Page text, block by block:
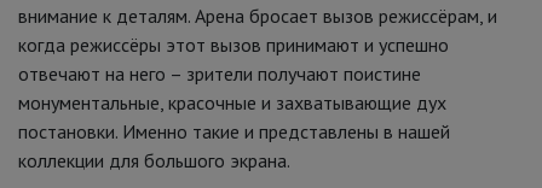
внимание к деталям. Арена бросает вызов режиссёрам, и
когда режиссёры этот вызов принимают и успешно
отвечают на него – зрители получают поистине
монументальные, красочные и захватывающие дух
постановки. Именно такие и представлены в нашей
коллекции для большого экрана.